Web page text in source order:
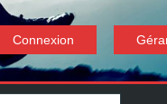
Connexion